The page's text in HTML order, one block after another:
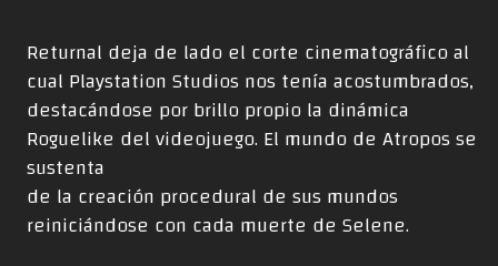
Returnal deja de lado el corte cinematográfico al
cual Playstation Studios nos tenía acostumbrados,
destacándose por brillo propio la dinámica
Roguelike del videojuego. El mundo de Atropos se
sustenta
de la creación procedural de sus mundos
reiniciándose con cada muerte de Selene.